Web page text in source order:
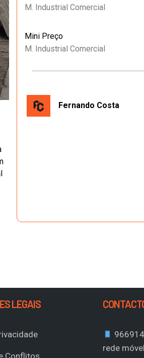
M. Industrial Comercial
Mini Preço
M. Industrial Comercial
Fernando Costa
LEGAIS
rede